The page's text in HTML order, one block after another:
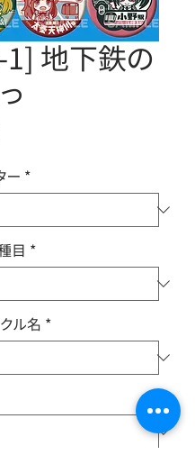
地下鉄の
ー *
目 *
ル名 *